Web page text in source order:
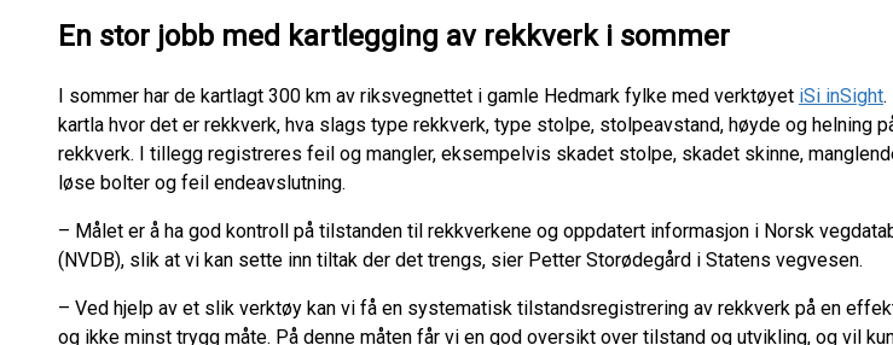
En stor jobb med kartlegging av rekkverk i sommer
I sommer har de kartlagt 300 km av riksvegnettet i gamle Hedmark fylke med verktøyet iSi inSight.
kartla hvor det er rekkverk, hva slags type rekkverk, type stolpe, stolpeavstand, høyde og helning
rekkverk. I tillegg registreres feil og mangler, eksempelvis skadet stolpe, skadet skinne,
løse bolter og feil endeavslutning.
– Målet er å ha god kontroll på tilstanden til rekkverkene og oppdatert informasjon i Norsk
(NVDB), slik at vi kan sette inn tiltak der det trengs, sier Petter Storødegård i Statens vegvesen.
– Ved hjelp av et slik verktøy kan vi få en systematisk tilstandsregistrering av rekkverk på en
og ikke minst trygg måte. På denne måten får vi en god oversikt over tilstand og utvikling, og vil